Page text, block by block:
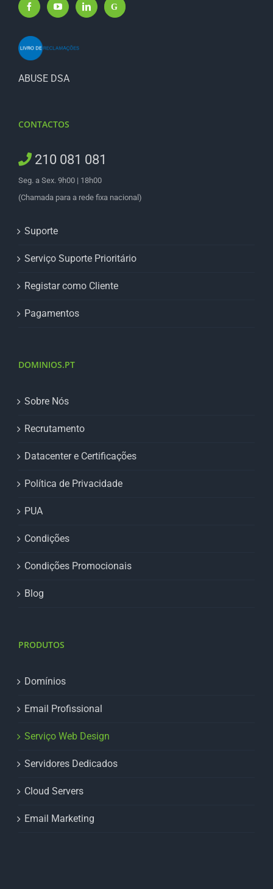
ABUSE DSA
CONTACTOS
210 081 081
Seg. a Sex. 9h00 | 18h00
(Chamada para a rede fixa nacional)
Suporte
Serviço Suporte Prioritário
Registar como Cliente
Pagamentos
DOMINIOS.PT
Sobre Nós
Recrutamento
Datacenter e Certificações
Política de Privacidade
PUA
Condições
Condições Promocionais
Blog
PRODUTOS
Domínios
Email Profissional
Serviço Web Design
Servidores Dedicados
Cloud Servers
Email Marketing